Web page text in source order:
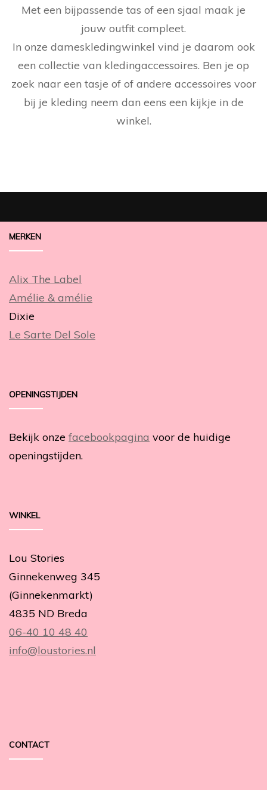
Met een bijpassende tas of een sjaal maak je
jouw outfit compleet.
In onze dameskledingwinkel vind je daarom ook
een collectie van kledingaccessoires. Ben je op
zoek naar een tasje of of andere accessoires voor
bij je kleding neem dan eens een kijkje in de
winkel.
MERKEN
Alix The Label
Amélie & amélie
Dixie
Le Sarte Del Sole
OPENINGSTIJDEN
Bekijk onze facebookpagina voor de huidige
openingstijden.
WINKEL
Lou Stories
Ginnekenweg 345
(Ginnekenmarkt)
4835 ND Breda
06-40 10 48 40
info@loustories.nl
CONTACT